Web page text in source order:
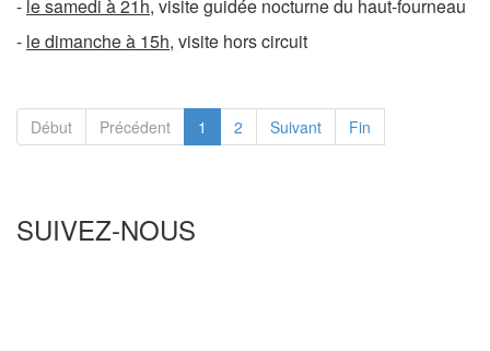
- le samedi à 21h, visite guidée nocturne du haut-fourneau
- le dimanche à 15h, visite hors circuit
Début Précédent 1 2 Suivant Fin
SUIVEZ-NOUS